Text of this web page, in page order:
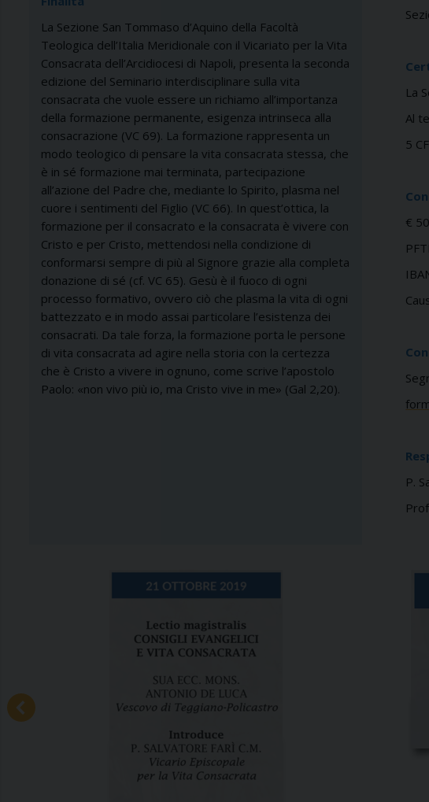
La Sezione San Tommaso d’Aquino della Facoltà
Teologica dell’Italia Meridionale con il Vicariato per la Vita
Consacrata dell’Arcidiocesi di Napoli, presenta la seconda
edizione del Seminario interdisciplinare sulla vita
consacrata che vuole essere un richiamo all’importanza
della formazione permanente, esigenza intrinseca alla
consacrazione (VC 69). La formazione rappresenta un
modo teologico di pensare la vita consacrata stessa, che
è in sé formazione mai terminata, partecipazione
all’azione del Padre che, mediante lo Spirito, plasma nel
cuore i sentimenti del Figlio (VC 66). In quest’ottica, la
formazione per il consacrato e la consacrata è vivere con
Cristo e per Cristo, mettendosi nella condizione di
conformarsi sempre di più al Signore grazie alla completa
donazione di sé (cf. VC 65). Gesù è il fuoco di ogni
processo formativo, ovvero ciò che plasma la vita di ogni
battezzato e in modo assai particolare l’esistenza dei
consacrati. Da tale forza, la formazione porta le persone
di vita consacrata ad agire nella storia con la certezza
che è Cristo a vivere in ognuno, come scrive l’apostolo
Paolo: «non vivo più io, ma Cristo vive in me» (Gal 2,20).
La
Al
5
€
P.